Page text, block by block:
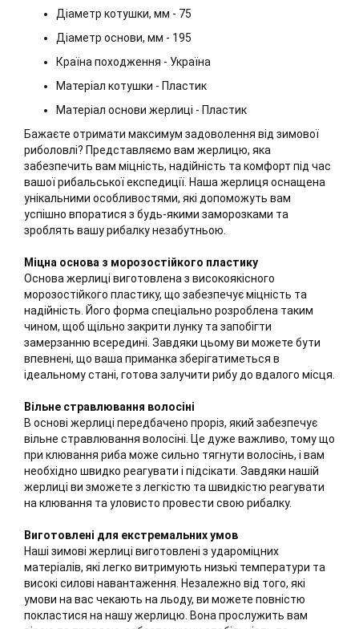
Діаметр котушки, мм - 75
Діаметр основи, мм - 195
Країна походження - Україна
Матеріал котушки - Пластик
Матеріал основи жерлиці - Пластик
Бажаєте отримати максимум задоволення від зимової
риболовлі? Представляємо вам жерлицю, яка
забезпечить вам міцність, надійність та комфорт під час
вашої рибальської експедиції. Наша жерлиця оснащена
унікальними особливостями, які допоможуть вам
успішно впоратися з будь-якими заморозками та
зроблять вашу рибалку незабутньою.
Міцна основа з морозостійкого пластику
Основа жерлиці виготовлена з високоякісного
морозостійкого пластику, що забезпечує міцність та
надійність. Його форма спеціально розроблена таким
чином, щоб щільно закрити лунку та запобігти
замерзанню всередині. Завдяки цьому ви можете бути
впевнені, що ваша приманка зберігатиметься в
ідеальному стані, готова залучити рибу до вдалого місця.
Вільне стравлювання волосіні
В основі жерлиці передбачено проріз, який забезпечує
вільне стравлювання волосіні. Це дуже важливо, тому що
при клювання риба може сильно тягнути волосінь, і вам
необхідно швидко реагувати і підсікати. Завдяки нашій
жерлиці ви зможете з легкістю та швидкістю реагувати
на клювання та уловисто провести свою рибалку.
Виготовлені для екстремальних умов
Наші зимові жерлиці виготовлені з удароміцних
матеріалів, які легко витримують низькі температури та
високі силові навантаження. Незалежно від того, які
умови на вас чекають на льоду, ви можете повністю
покластися на нашу жерлицю. Вона прослужить вам